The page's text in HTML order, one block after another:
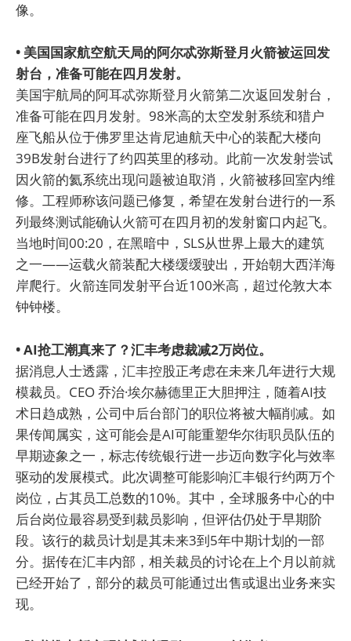
像。
• 美国国家航空航天局的阿尔忒弥斯登月火箭被运回发
射台，准备可能在四月发射。
美国宇航局的阿耳忒弥斯登月火箭第二次返回发射台，
准备可能在四月发射。98米高的太空发射系统和猎户
座飞船从位于佛罗里达肯尼迪航天中心的装配大楼向
39B发射台进行了约四英里的移动。此前一次发射尝试
因火箭的氦系统出现问题被迫取消，火箭被移回室内维
修。工程师称该问题已修复，希望在发射台进行的一系
列最终测试能确认火箭可在四月初的发射窗口内起飞。
当地时间00:20，在黑暗中，SLS从世界上最大的建筑
之一——运载火箭装配大楼缓缓驶出，开始朝大西洋海
岸爬行。火箭连同发射平台近100米高，超过伦敦大本
钟钟楼。
• AI抢工潮真来了？汇丰考虑裁减2万岗位。
据消息人士透露，汇丰控股正考虑在未来几年进行大规
模裁员。CEO 乔治·埃尔赫德里正大胆押注，随着AI技
术日趋成熟，公司中后台部门的职位将被大幅削减。如
果传闻属实，这可能会是AI可能重塑华尔街职员队伍的
早期迹象之一，标志传统银行进一步迈向数字化与效率
驱动的发展模式。此次调整可能影响汇丰银行约两万个
岗位，占其员工总数的10%。其中，全球服务中心的中
后台岗位最容易受到裁员影响，但评估仍处于早期阶
段。该行的裁员计划是其未来3到5年中期计划的一部
分。据传在汇丰内部，相关裁员的讨论在上个月以前就
已经开始了，部分的裁员可能通过出售或退出业务来实
现。